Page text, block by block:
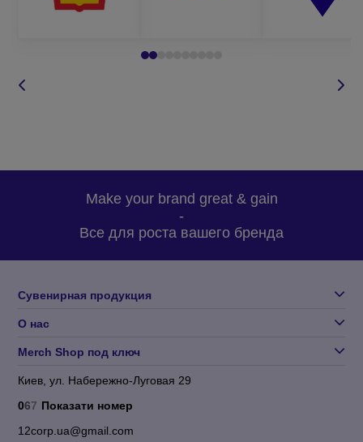
Make your brand great & gain
-
Все для роста вашего бренда
Сувенирная продукция
О нас
Merch Shop под ключ
Киев, ул. Набережно-Луговая 29
067 Показати номер
12corp.ua@gmail.com